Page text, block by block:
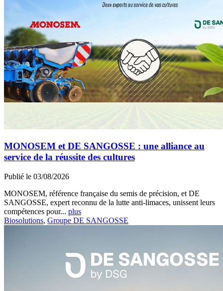
MONOSEM et DE SANGOSSE : une alliance au
service de la réussite des cultures
Publié le 03/08/2026
MONOSEM, référence française du semis de précision, et DE
SANGOSSE, expert reconnu de la lutte anti-limaces, unissent leurs
compétences pour... plus
Biosolutions, Groupe DE SANGOSSE